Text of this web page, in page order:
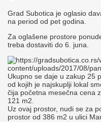
Grad Subotica je oglasio
na period od pet godina.
Za oglašene prostore
treba dostaviti do 6. juna.
Ukupno se daje u zakup 25
od kojih je najskuplji lokal
čija početna mesečna cena
121 m2.
Uz ovaj prostor, nudi se za
prostor od 386 m2 u ulici